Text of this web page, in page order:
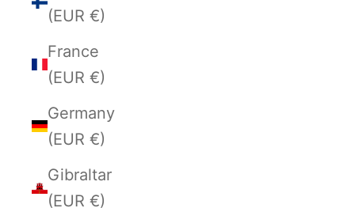
(EUR €)
France
(EUR €)
Germany
(EUR €)
Gibraltar
(EUR €)